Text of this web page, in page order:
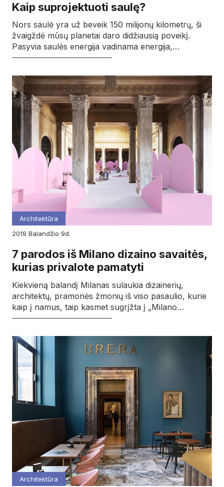
Kaip suprojektuoti saulę?
Nors saulė yra už beveik 150 milijonų kilometrų, ši
žvaigždė mūsų planetai daro didžiausią poveikį.
Pasyvia saulės energija vadinama energija,…
Architektūra
2019
balandžio 9d.
7 parodos iš Milano dizaino savaitės,
kurias privalote pamatyti
Kiekvieną balandį Milanas sulaukia dizainerių,
architektų, pramonės žmonių iš viso pasaulio, kurie
kaip į namus, taip kasmet sugrįžta į „Milano…
Architektūra